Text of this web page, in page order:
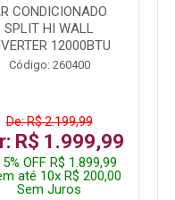
CONDICIONADO
SPLIT HI WALL
12000BTU
Código: 260400
De: R$ 2.199,99
R$ 1.999,99
OFF R$ 1.899,99
até 10x R$ 200,00
Sem Juros